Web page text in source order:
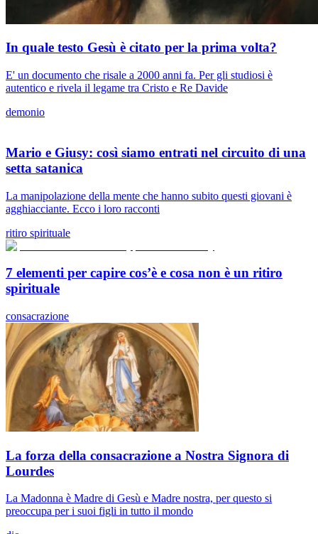
In quale testo Gesù è citato per la prima volta?
E' un documento che risale a 2000 anni fa. Per gli studiosi è
autentico e rivela il legame tra Cristo e Re Davide
demonio
Mario e Giusy: così siamo entrati nel circuito di una
setta satanica
La manipolazione della mente che hanno subito questi giovani è
agghiacciante. Ecco i loro racconti
ritiro spirituale
7 elementi per capire cos’è e cosa non è un ritiro
spirituale
consacrazione
La forza della consacrazione a Nostra Signora di
Lourdes
La Madonna è Madre di Gesù e Madre nostra, per questo si
preoccupa per i suoi figli in tutto il mondo